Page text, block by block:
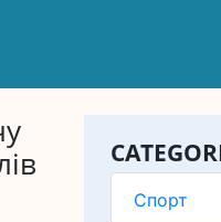
Спорт